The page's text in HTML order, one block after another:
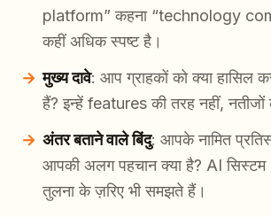
platform” कहना “technology
कहीं अधिक स्पष्ट है।
मुख्य दावे: आप ग्राहकों को क्या हासिल
हैं? इन्हें features की तरह नहीं,
अंतर बताने वाले बिंदु: आपके नामित
आपकी अलग पहचान क्या है? AI
तुलना के ज़रिए भी समझते हैं।